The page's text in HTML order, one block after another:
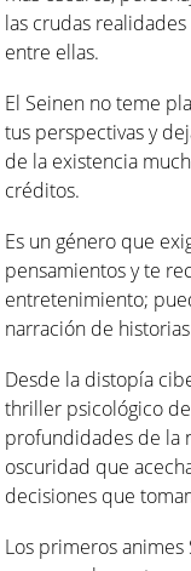
las crudas
entre ellas.
El Seinen no teme
tus perspectivas y
de la existencia
créditos.
Es un género que
pensamientos y te
entretenimiento;
narración de
Desde la distopía
thriller psicológico
profundidades de la
oscuridad que
decisiones que
Los primeros animes